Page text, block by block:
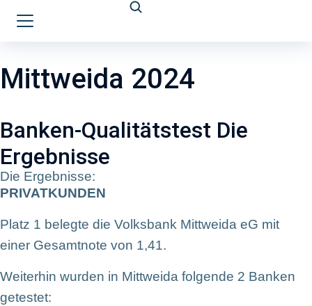
Mittweida 2024
Banken-Qualitätstest Die
Ergebnisse
Die Ergebnisse:
PRIVATKUNDEN
Platz 1 belegte die Volksbank Mittweida eG mit
einer Gesamtnote von 1,41.
Weiterhin wurden in Mittweida folgende 2 Banken
getestet: